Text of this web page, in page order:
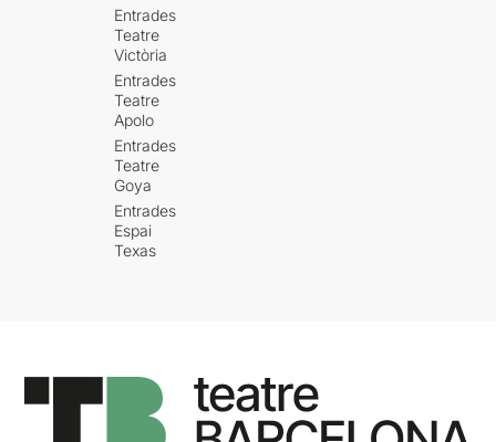
Entrades
Teatre
Victòria
Entrades
Teatre
Apolo
Entrades
Teatre
Goya
Entrades
Espai
Texas